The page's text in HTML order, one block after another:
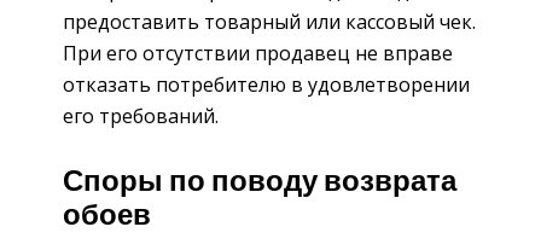
предоставить товарный или кассовый чек.
При его отсутствии продавец не вправе
отказать потребителю в удовлетворении
его требований.
Споры по поводу возврата
обоев